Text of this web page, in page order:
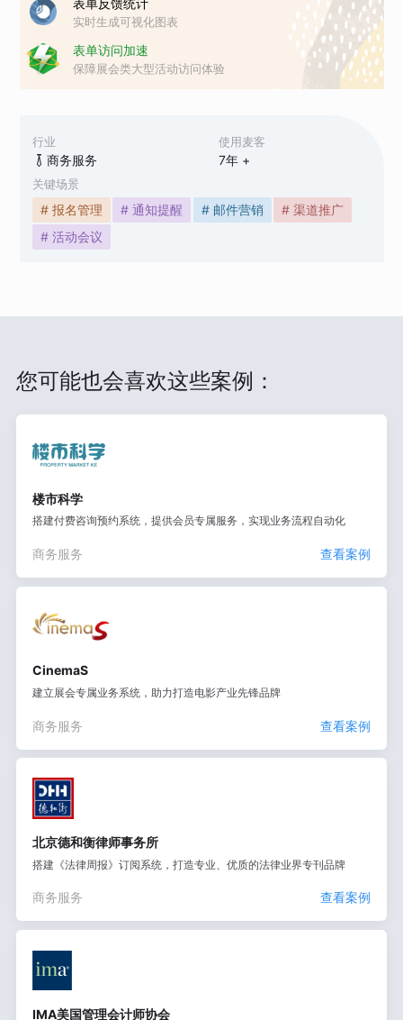
行业
商务服务
使用麦客
7年 +
关键场景
# 报名管理 # 通知提醒 # 邮件营销
# 渠道推广
# 活动会议
表单反馈统计
实时生成可视化图表
表单访问加速
保障展会类大型活动访问体验
您可能也会喜欢这些案例：
楼市科学
搭建付费咨询预约系统，提供会员专属服务，实现业务流程自动化
商务服务 查看案例
CinemaS
建立展会专属业务系统，助力打造电影产业先锋品牌
商务服务 查看案例
北京德和衡律师事务所
搭建《法律周报》订阅系统，打造专业、优质的法律业界专刊品牌
商务服务 查看案例
IMA美国管理会计师协会